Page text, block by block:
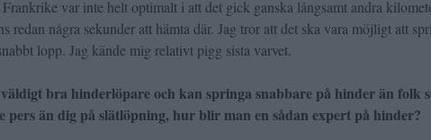
var inte helt optimalt i att det gick ganska långsamt andra
redan några sekunder att hämta där. Jag tror att det ska vara möjligt att
lopp. Jag kände mig relativt pigg sista varvet.
bra hinderlöpare och kan springa snabbare på hinder än folk
pers än dig på slätlöpning, hur blir man en sådan expert på hinder?